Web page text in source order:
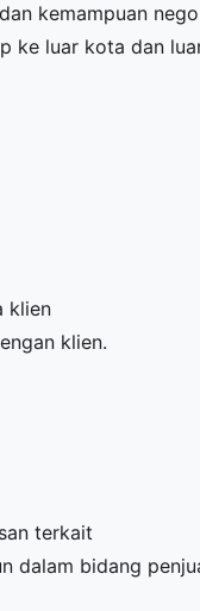
kemampuan
ke luar kota dan
klien
klien.
terkait
dalam bidang